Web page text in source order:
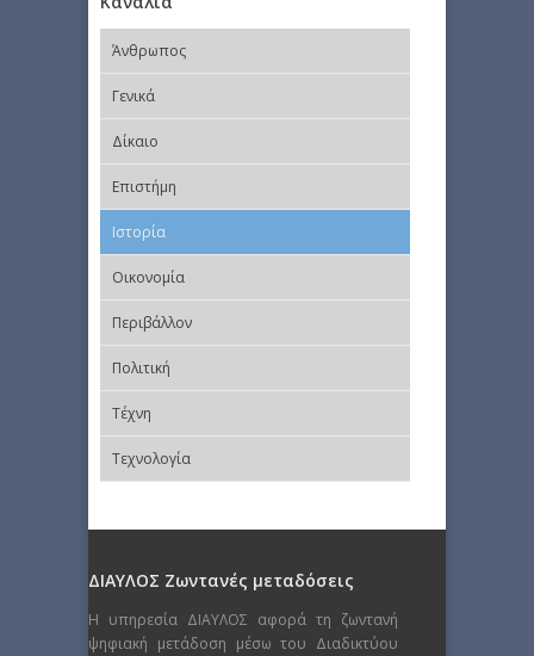
Άνθρωπος
Γενικά
Δίκαιο
Επιστήμη
Ιστορία
Οικονομία
Περιβάλλον
Πολιτική
Τέχνη
Τεχνολογία
ΔΙΑΥΛΟΣ Ζωντανές μεταδόσεις
Η υπηρεσία ΔΙΑΥΛΟΣ αφορά τη ζωντανή
ψηφιακή μετάδοση μέσω του Διαδικτύου